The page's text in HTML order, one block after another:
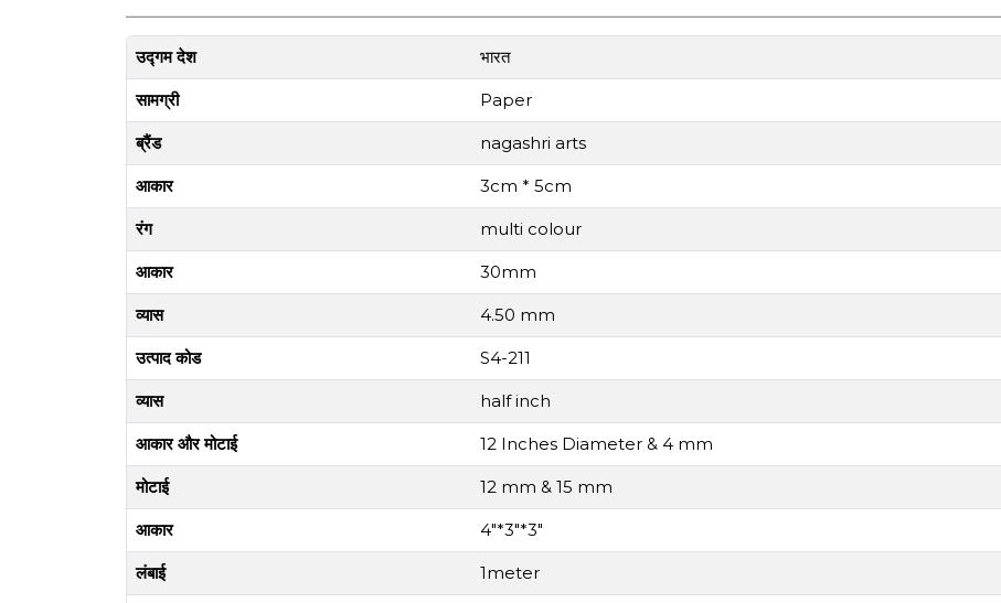
उद्गम देश भारत
सामग्री Paper
ब्रैंड nagashri arts
आकार 3cm * 5cm
रंग multi colour
आकार 30mm
व्यास 4.50 mm
उत्पाद कोड S4-211
व्यास half inch
आकार और मोटाई 12 Inches Diameter & 4 mm
मोटाई 12 mm & 15 mm
आकार 4"*3"*3"
लंबाई 1meter